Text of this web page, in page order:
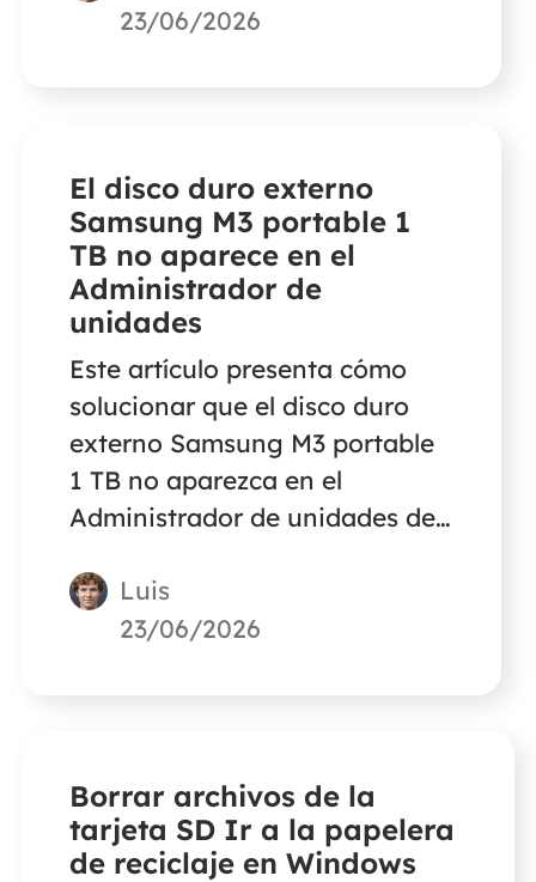
leyendo.
23/06/2026
El disco duro externo
Samsung M3 portable 1
TB no aparece en el
Administrador de
unidades
Este artículo presenta cómo
solucionar que el disco duro
externo Samsung M3 portable
1 TB no aparezca en el
Administrador de unidades de
leyendo para conocer la
información detallada.
Luis
23/06/2026
Borrar archivos de la
tarjeta SD Ir a la papelera
de reciclaje en Windows